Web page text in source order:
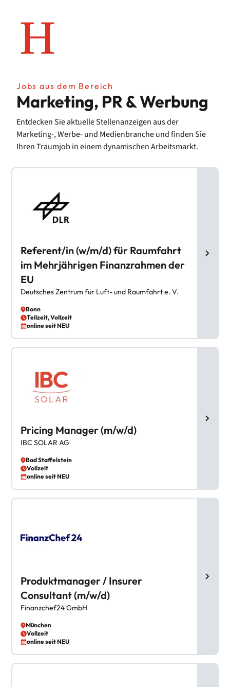
Jobs aus dem Bereich
Marketing, PR & Werbung
Entdecken Sie aktuelle Stellenanzeigen aus der
Marketing-, Werbe- und Medienbrancheund finden Sie
Ihren Traumjob in einem dynamischen Arbeitsmarkt.
Referent/in (w/m/d) für Raumfahrt
im Mehrjährigen Finanzrahmen der
EU
Deutsches Zentrum für Luft- und Raumfahrt e. V.
Bonn
Teilzeit, Vollzeit
online seit NEU
Pricing Manager (m/w/d)
IBC SOLAR AG
Bad Staffelstein
Vollzeit
online seit NEU
Produktmanager / Insurer
Consultant (m/w/d)
Finanzchef24 GmbH
München
Vollzeit
online seit NEU